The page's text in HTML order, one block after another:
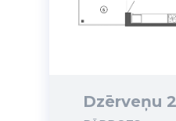
Dzērveņu